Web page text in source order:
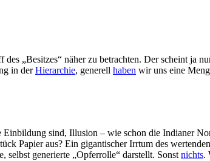
„Besitzes“ näher zu betrachten. Der scheint ja
in derHierarchie, generell haben wir uns eine
Einbildung sind, Illusion – wie schon die Indianer
Papier aus? Ein gigantischer Irrtum des
selbst generierte „Opferrolle“ darstellt. Sonst nichts.